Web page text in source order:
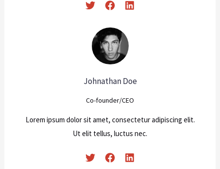
Johnathan Doe
Co-founder/CEO
Lorem ipsum dolor sit amet, consectetur adipiscing elit.
Ut elit tellus, luctus nec.